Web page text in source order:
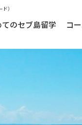
）
のセブ島留学 コ